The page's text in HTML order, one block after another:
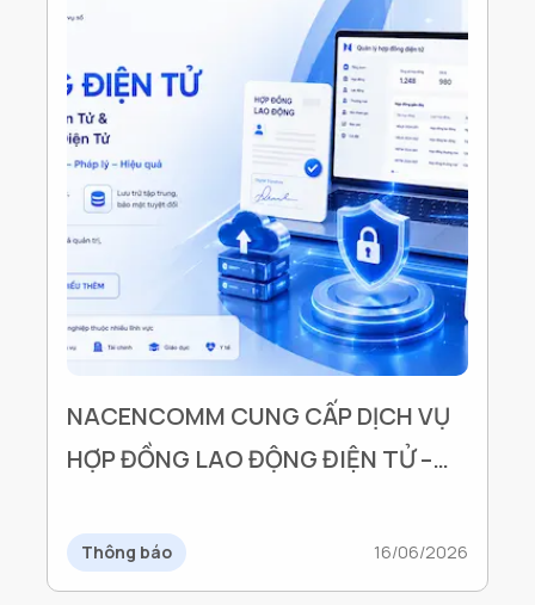
NACENCOMM CUNG CẤP DỊCH VỤ
HỢP ĐỒNG LAO ĐỘNG ĐIỆN TỬ –
DOANH NGHIỆP TRONG GIAI ĐOẠN
CHUYỂN ĐỔI SỐ
Thông báo 16/06/2026